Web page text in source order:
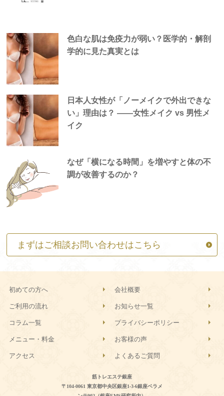
色白な肌は免疫力が弱い？医学的・解剖
学的に見た真実とは
日本人女性が「ノーメイクで外出できな
い」理由は？ —―女性メイク vs 男性メ
イク
なぜ「横になる時間」を増やすと体の不
調が改善するのか？
まずはご相談お問い合わせはこちら
筋トレエステ銀座
〒104-0061 東京都中央区銀座1-3-6銀座ベラメ
初めての方へ 会社概要
ご利用の流れ お知らせ一覧
コラム一覧 プライバシーポリシー
メニュー・料金 お客様の声
アクセス よくあるご質問